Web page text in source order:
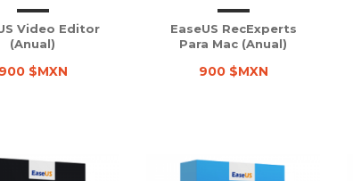
Video Editor
(Anual)
$MXN
EaseUS RecExperts
Para Mac (Anual)
900 $MXN